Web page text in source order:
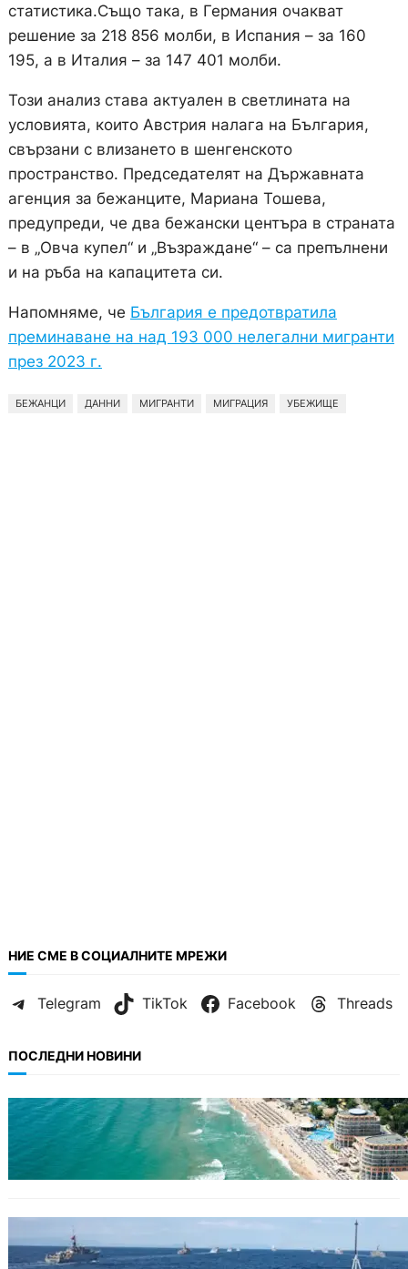
статистика.Също така, в Германия очакват
решение за 218 856 молби, в Испания – за 160
195, а в Италия – за 147 401 молби.
Този анализ става актуален в светлината на
условията, които Австрия налага на България,
свързани с влизането в шенгенското
пространство. Председателят на Държавната
агенция за бежанците, Мариана Тошева,
предупреди, че два бежански центъра в страната
– в „Овча купел“ и „Възраждане“ – са препълнени
и на ръба на капацитета си.
Напомняме, че България е предотвратила
преминаване на над 193 000 нелегални мигранти
през 2023 г.
БЕЖАНЦИ ДАННИ МИГРАНТИ МИГРАЦИЯ УБЕЖИЩЕ
НИЕ СМЕ В СОЦИАЛНИТЕ МРЕЖИ
Telegram TikTok Facebook Threads
ПОСЛЕДНИ НОВИНИ
ИКОНОМИКА
Интерактивна карта показва всички водни
бази по Черноморието
Нов минен ловец за българския флот